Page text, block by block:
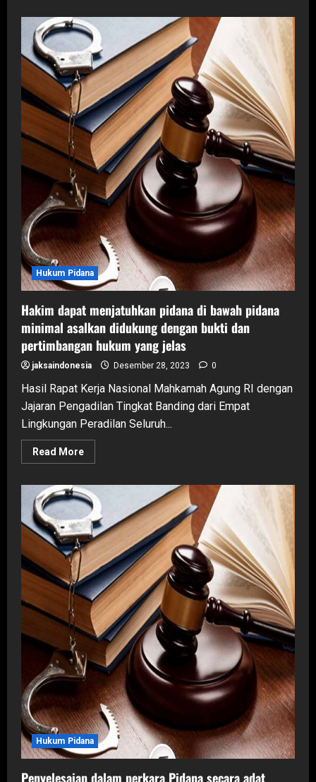
kerugian
Negara
dapat
dilakukan
oleh
BPK
atau
BPKP
atau
Jaksa
selaku
penyidik
Hukum Pidana
Hakim dapat menjatuhkan pidana di bawah pidana
minimal asalkan didukung dengan bukti dan
pertimbangan hukum yang jelas
jaksaindonesia Desember 28, 2023 0
Hasil Rapat Kerja Nasional Mahkamah Agung RI dengan
Jajaran Pengadilan Tingkat Banding dari Empat
Lingkungan Peradilan Seluruh...
Read MoreRead
more
dapat
menjatuhkan
pidana
di
bawah
pidana
minimal
asalkan
didukung
dengan
bukti
dan
pertimbangan
hukum
yang
jelas
Hukum Pidana
Penyelesaian dalam perkara Pidana secara adat